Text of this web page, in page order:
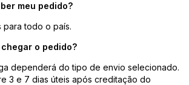
meu pedido?
para todo o país.
o pedido?
dependerá do tipo de envio selecionado.
3 e 7 dias úteis após creditação do